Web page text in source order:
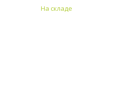
На складе